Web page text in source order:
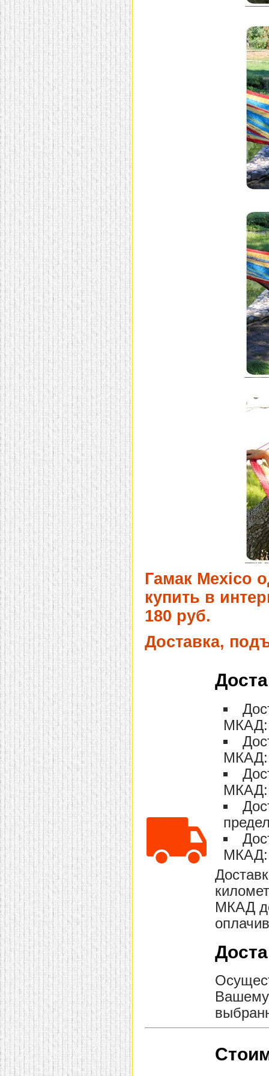
домашнем использовании.
Эта мебель имеет
некоторые преимущества
перед той же стенкой для
гостиной, к примеру,
поскольку она более
легкая и не загромождает
пространство. В спальне
этот предмет можно
поставить у изголовья
кровати, чтобы заполнить
пустующее там
место. Также стеллажи
очень часто используют в
качестве разграничителей
комнаты, например, на
рабочую зону и
пространство для отдыха.
Особенно это актуально
для однокомнатных
квартир.
Гамак Mexico
купить в
180 руб.
Доставка,
МКАД:
МКАД:
МКАД:
МКАД:
МКАД
Вашему